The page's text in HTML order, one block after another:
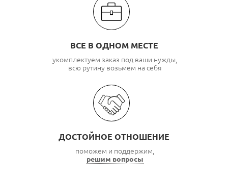
ВСЕ В ОДНОМ МЕСТЕ
укомплектуем заказ под ваши нужды,
всю рутину возьмем на себя
ДОСТОЙНОЕ ОТНОШЕНИЕ
поможем и поддержим,
решим вопросы